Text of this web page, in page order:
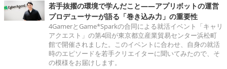
若手抜擢の環境で学んだこと――アプリボットの運営
プロデューサーが語る「巻き込み力」の重要性
4GamerとGame*Sparkの合同による就活イベント「キャリ
アクエスト」の第4回が東京都立産業貿易センター浜松町
館で開催されました。このイベントに合わせ、自身の就活
時のエピソードを若手クリエイターに聞いてみたので、そ
の模様をお届けします。